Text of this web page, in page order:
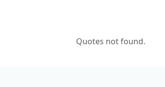
Quotes not found.